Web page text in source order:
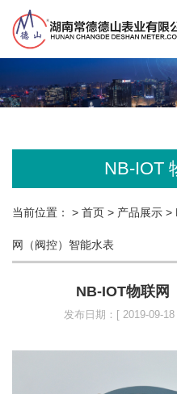
NB-IOT
当前位置： > 首页 > 产品展示 >
网（阀控）智能水表
NB-IOT物联网
发布日期：[ 2019-09-